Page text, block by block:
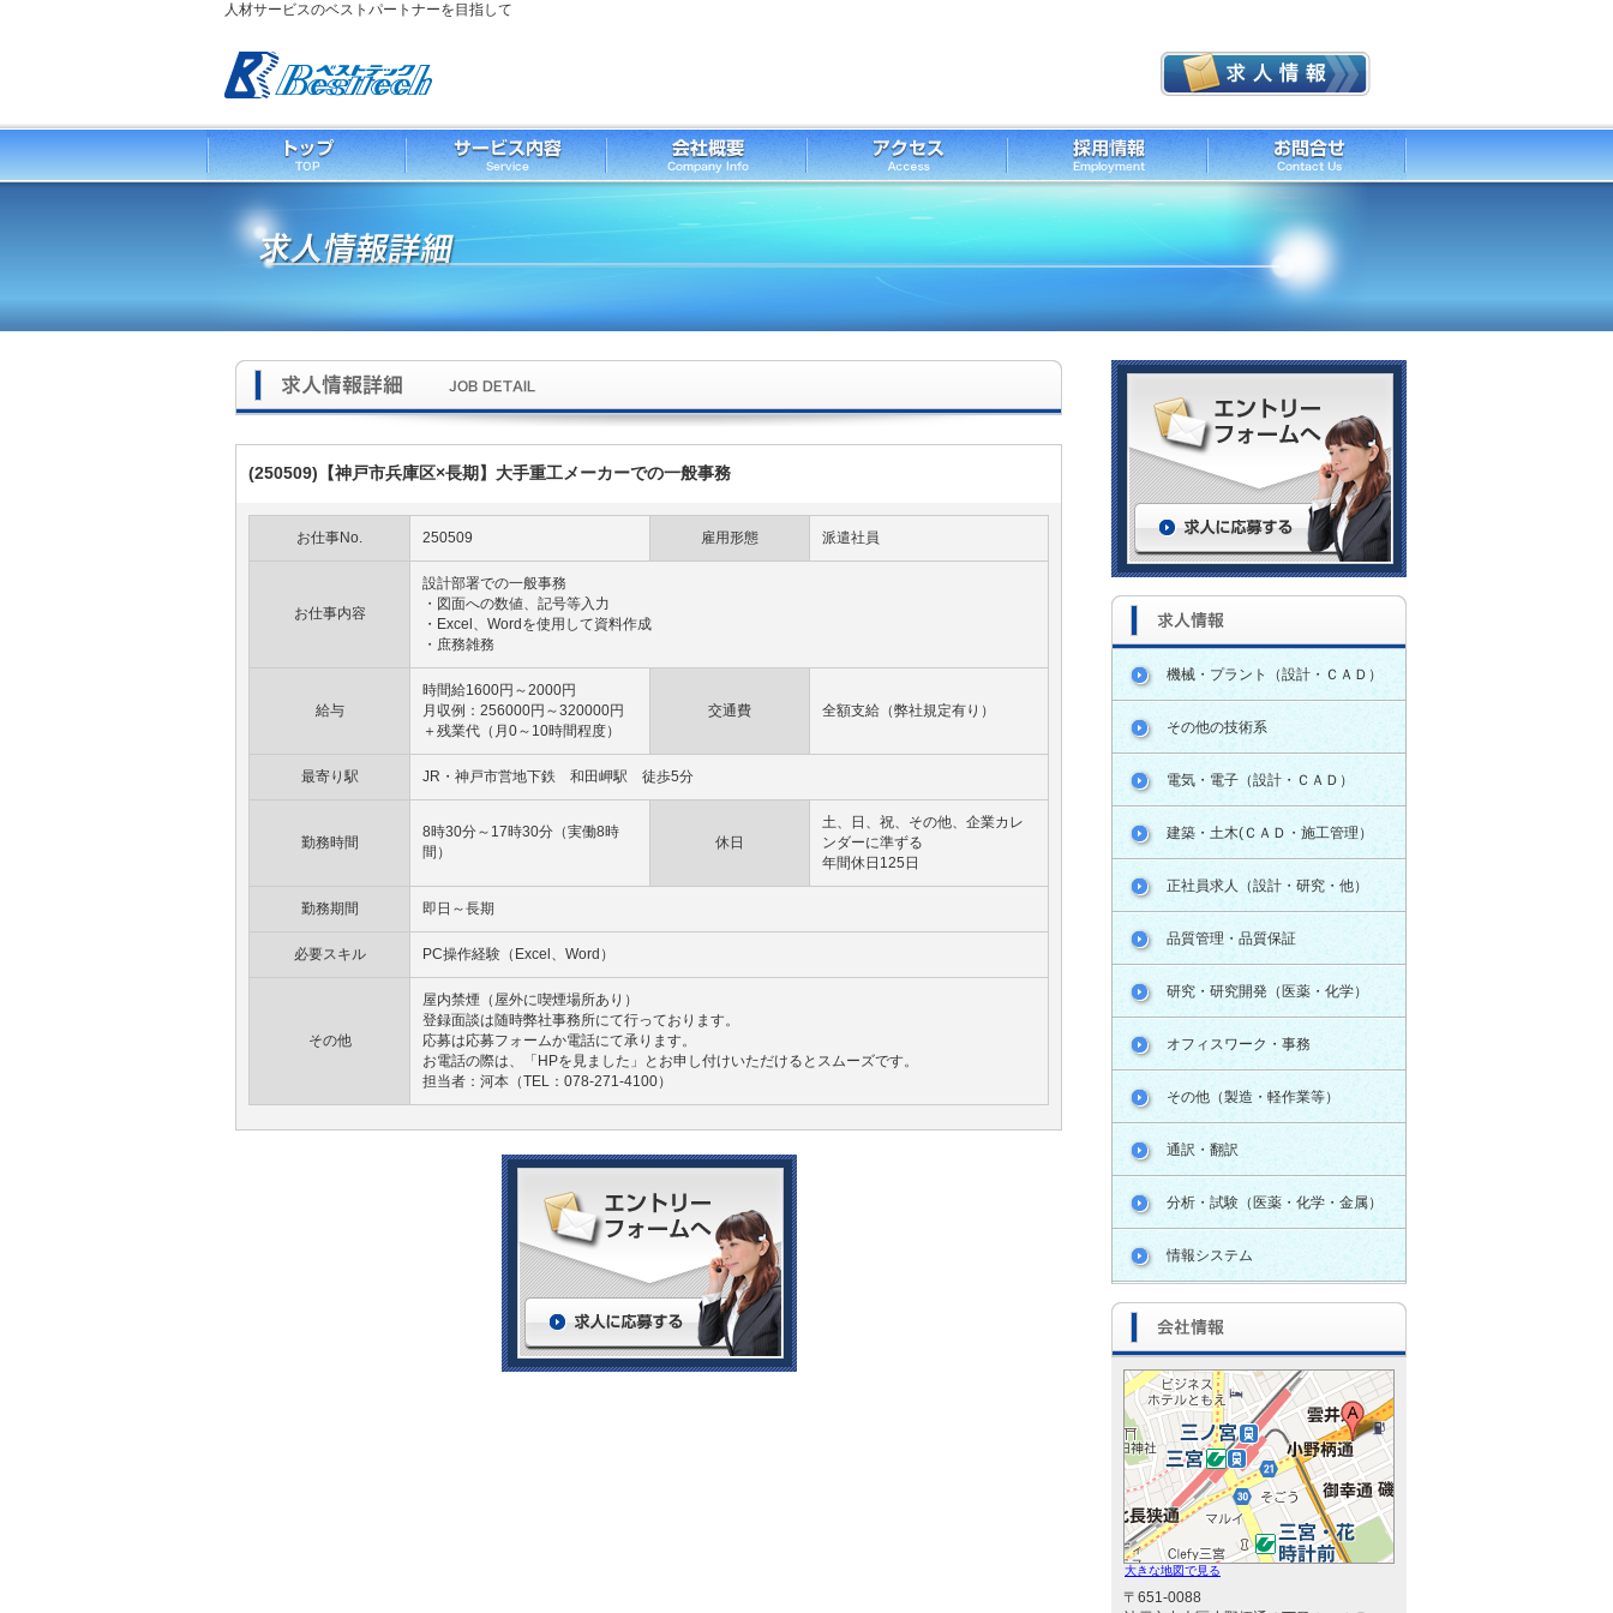
人材サービスのベストパートナーを目指して
(250509)【神戸市兵庫区×長期】大手重工メーカーでの一般事務
お仕事No. 250509 雇用形態 派遣社員
お仕事内容
設計部署での一般事務
・図面への数値、記号等入力
・Excel、Wordを使用して資料作成
・庶務雑務
給与
時間給1600円～2000円
月収例：256000円～320000円
＋残業代（月0～10時間程度）
交通費 全額支給（弊社規定有り）
最寄り駅 JR・神戸市営地下鉄 和田岬駅 徒歩5分
勤務時間
8時30分～17時30分（実働8時
間）
休日
土、日、祝、その他、企業カレ
ンダーに準ずる
年間休日125日
勤務期間 即日～長期
必要スキル PC操作経験（Excel、Word）
その他
屋内禁煙（屋外に喫煙場所あり）
登録面談は随時弊社事務所にて行っております。
応募は応募フォームか電話にて承ります。
お電話の際は、「HPを見ました」とお申し付けいただけるとスムーズです。
担当者：河本（TEL：078-271-4100）
機械・プラント（設計・ＣＡＤ）
その他の技術系
電気・電子（設計・ＣＡＤ）
建築・土木(ＣＡＤ・施工管理）
正社員求人（設計・研究・他）
品質管理・品質保証
研究・研究開発（医薬・化学）
オフィスワーク・事務
その他（製造・軽作業等）
通訳・翻訳
分析・試験（医薬・化学・金属）
情報システム
大きな地図で見る
〒651-0088